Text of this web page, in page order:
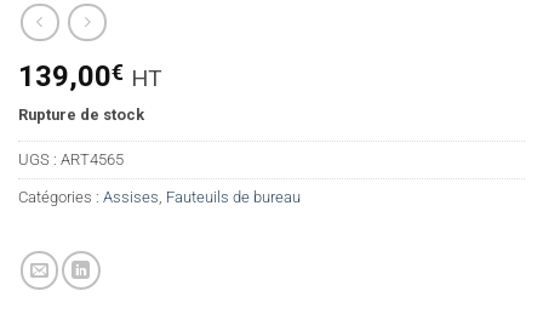
139,00€ HT
Rupture de stock
UGS : ART4565
Catégories : Assises Fauteuils de bureau